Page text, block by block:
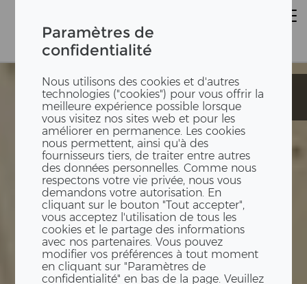
Paramètres de
confidentialité
Nous utilisons des cookies et d'autres
technologies ("cookies") pour vous offrir la
meilleure expérience possible lorsque
vous visitez nos sites web et pour les
améliorer en permanence. Les cookies
nous permettent, ainsi qu'à des
fournisseurs tiers, de traiter entre autres
des données personnelles. Comme nous
respectons votre vie privée, nous vous
demandons votre autorisation. En
cliquant sur le bouton "Tout accepter",
vous acceptez l'utilisation de tous les
cookies et le partage des informations
avec nos partenaires. Vous pouvez
modifier vos préférences à tout moment
en cliquant sur "Paramètres de
confidentialité" en bas de la page. Veuillez
Boxes
d'intérieur
Boxes
d'intérieur